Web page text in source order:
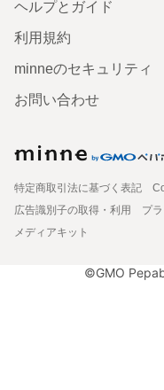
ヘルプとガイド
利用規約
minneのセキュリティ
お問い合わせ
特定商取引法に基づく表記
広告識別子の取得・利用
プ
メディアキット
©GMO